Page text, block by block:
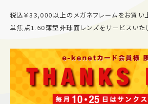
サイトマップ
プライバシー
税込￥33,000以上のメガネフレームをお買い
単焦点1.60薄型非球面レンズをサービスいた